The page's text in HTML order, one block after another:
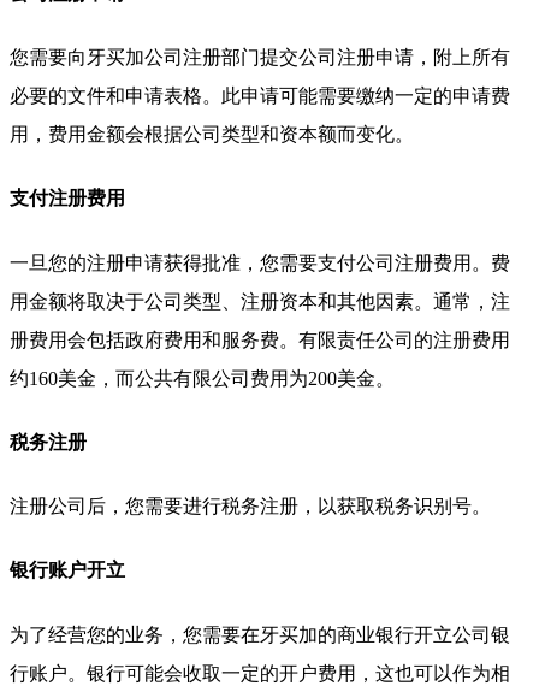
您需要向牙买加公司注册部门提交公司注册申请，附上所有
必要的文件和申请表格。此申请可能需要缴纳一定的申请费
用，费用金额会根据公司类型和资本额而变化。
支付注册费用
一旦您的注册申请获得批准，您需要支付公司注册费用。费
用金额将取决于公司类型、注册资本和其他因素。通常，注
册费用会包括政府费用和服务费。有限责任公司的注册费用
约160美金，而公共有限公司费用为200美金。
税务注册
注册公司后，您需要进行税务注册，以获取税务识别号。
银行账户开立
为了经营您的业务，您需要在牙买加的商业银行开立公司银
行账户。银行可能会收取一定的开户费用，这也可以作为相